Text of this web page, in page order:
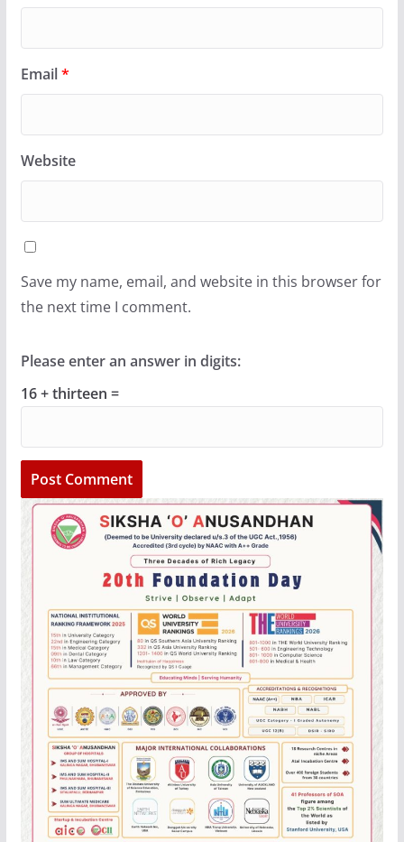
Email*
Website
Save my name, email, and website in this browser for
the next time I comment.
Please enter an answer in digits:
16 + thirteen =